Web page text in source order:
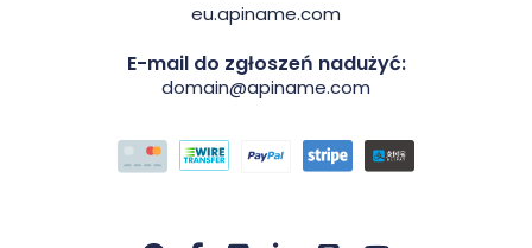
eu.apiname.com
E-mail do zgłoszeń nadużyć:
domain@apiname.com